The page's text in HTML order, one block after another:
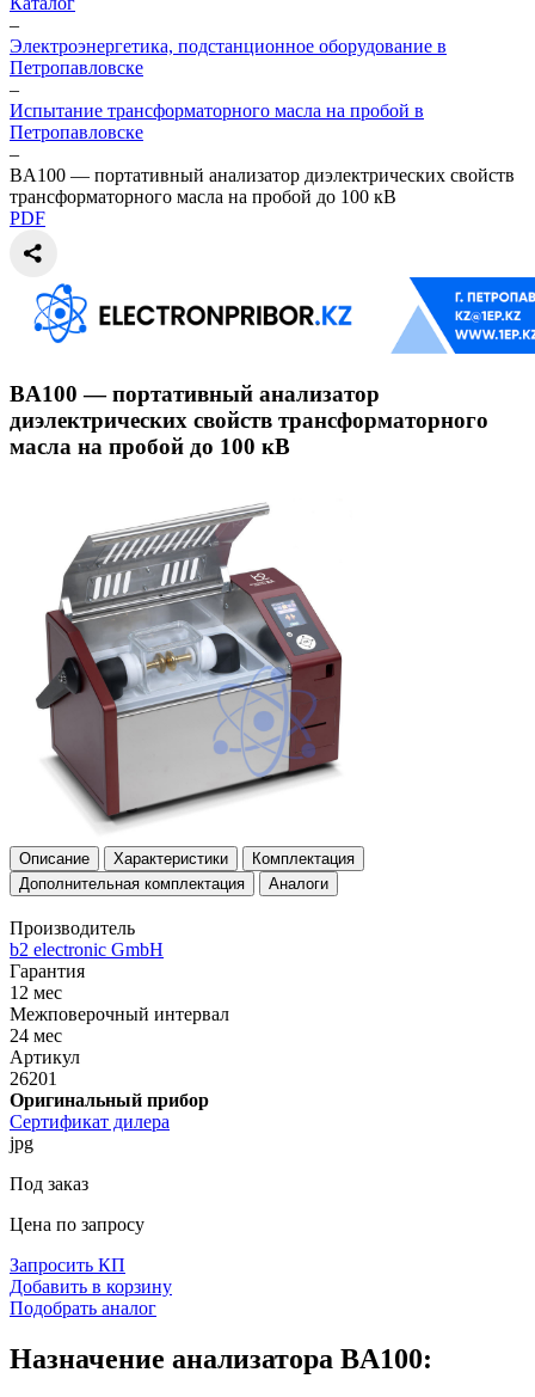
–
Электроэнергетика, подстанционное оборудование в
Петропавловске
–
Испытание трансформаторного масла на пробой в
Петропавловске
–
BA100 — портативный анализатор диэлектрических свойств
трансформаторного масла на пробой до 100 кВ
PDF
BA100 — портативный анализатор
диэлектрических свойств трансформаторного
масла на пробой до 100 кВ
Описание Характеристики
Комплектация
Дополнительная комплектация
Аналоги
Производитель
b2 electronic GmbH
Гарантия
12 мес
Межповерочный интервал
24 мес
Артикул
26201
Оригинальный прибор
Сертификат дилера
jpg
Под заказ
Цена по запросу
Запросить КП
Добавить в корзину
Подобрать аналог
Назначение анализатора BA100: